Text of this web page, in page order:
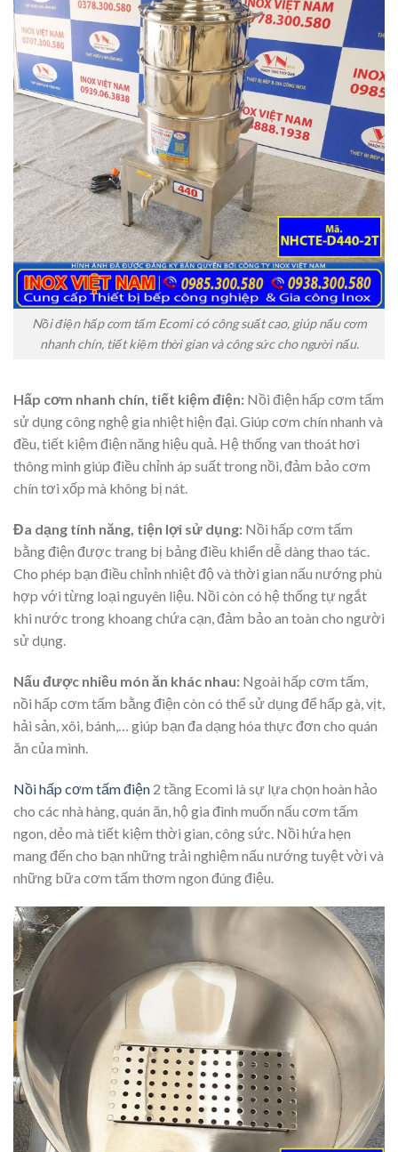
Nồi điện hấp cơm tấm Ecomi có công suất cao, giúp nấu cơm
nhanh chín, tiết kiệm thời gian và công sức cho người nấu.
Hấp cơm nhanh chín, tiết kiệm điện: Nồi điện hấp cơm tấm
sử dụng công nghệ gia nhiệt hiện đại. Giúp cơm chín nhanh và
đều, tiết kiệm điện năng hiệu quả. Hệ thống van thoát hơi
thông minh giúp điều chỉnh áp suất trong nồi, đảm bảo cơm
chín tơi xốp mà không bị nát.
Đa dạng tính năng, tiện lợi sử dụng: Nồi hấp cơm tấm
bằng điện được trang bị bảng điều khiển dễ dàng thao tác.
Cho phép bạn điều chỉnh nhiệt độ và thời gian nấu nướng phù
hợp với từng loại nguyên liệu. Nồi còn có hệ thống tự ngắt
khi nước trong khoang chứa cạn, đảm bảo an toàn cho người
sử dụng.
Nấu được nhiều món ăn khác nhau: Ngoài hấp cơm tấm,
nồi hấp cơm tấm bằng điện còn có thể sử dụng để hấp gà, vịt,
hải sản, xôi, bánh,… giúp bạn đa dạng hóa thực đơn cho quán
ăn của mình.
Nồi hấp cơm tấm điện 2 tầng Ecomi là sự lựa chọn hoàn hảo
cho các nhà hàng, quán ăn, hộ gia đình muốn nấu cơm tấm
ngon, dẻo mà tiết kiệm thời gian, công sức. Nồi hứa hẹn
mang đến cho bạn những trải nghiệm nấu nướng tuyệt vời và
những bữa cơm tấm thơm ngon đúng điệu.